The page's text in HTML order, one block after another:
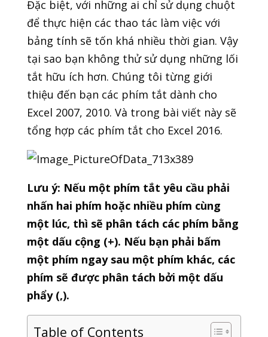
Đặc biệt, với những ai chỉ sử dụng chuột
để thực hiện các thao tác làm việc với
bảng tính sẽ tốn khá nhiều thời gian. Vậy
tại sao bạn không thử sử dụng những lối
tắt hữu ích hơn. Chúng tôi từng giới
thiệu đến bạn các phím tắt dành cho
Excel 2007, 2010. Và trong bài viết này sẽ
tổng hợp các phím tắt cho Excel 2016.
Lưu ý: Nếu một phím tắt yêu cầu phải
nhấn hai phím hoặc nhiều phím cùng
một lúc, thì sẽ phân tách các phím bằng
một dấu cộng (+). Nếu bạn phải bấm
một phím ngay sau một phím khác, các
phím sẽ được phân tách bởi một dấu
phẩy (,).
Table of Contents